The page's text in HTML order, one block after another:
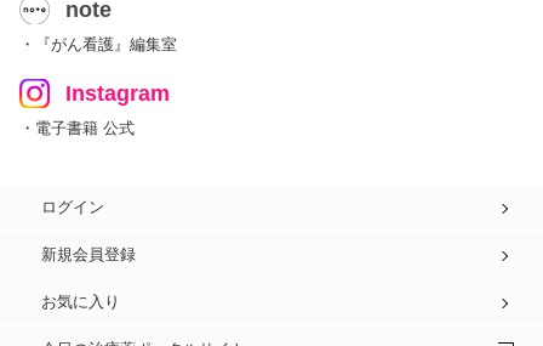
note
・『がん看護』編集室
Instagram
・電子書籍 公式
ログイン
新規会員登録
お気に入り